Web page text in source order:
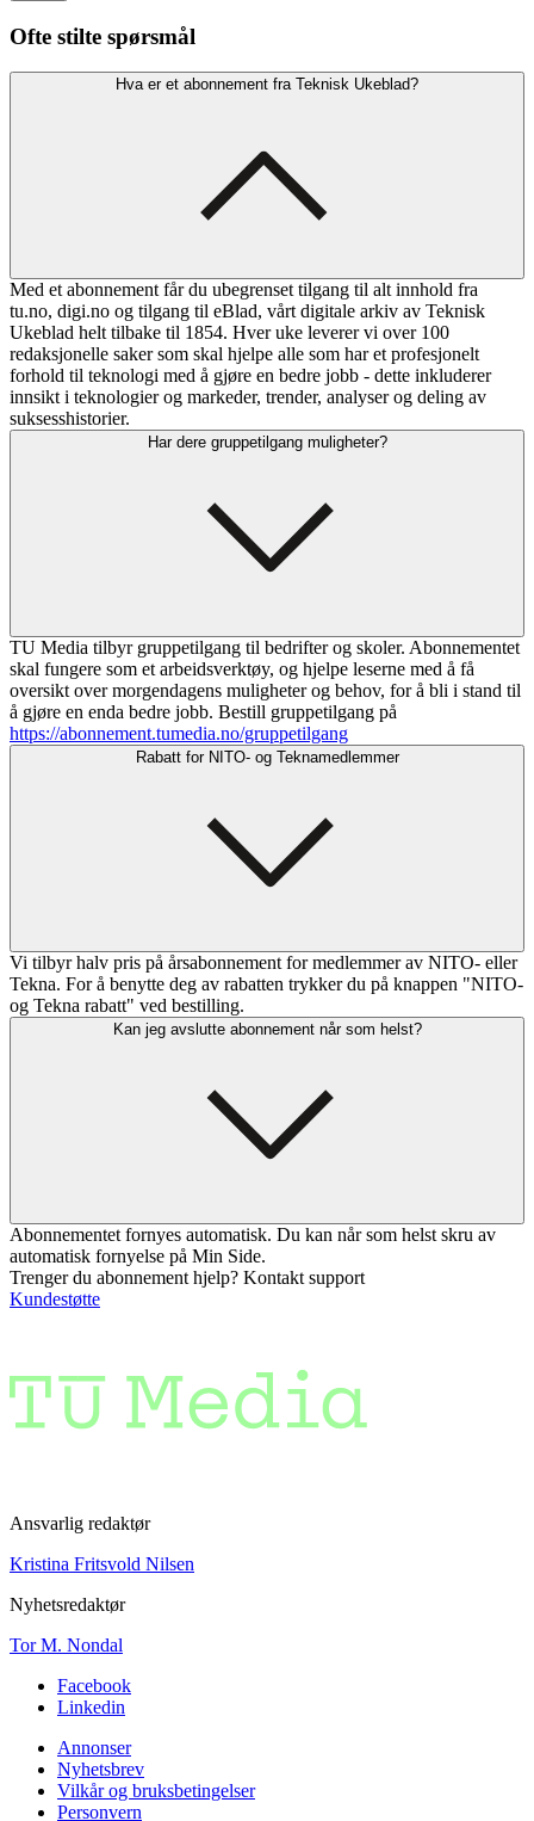
Ofte stilte spørsmål
Hva er et abonnement fra Teknisk Ukeblad?
Med et abonnement får du ubegrenset tilgang til alt innhold fra
tu.no, digi.no og tilgang til eBlad, vårt digitale arkiv av Teknisk
Ukeblad helt tilbake til 1854. Hver uke leverer vi over 100
redaksjonelle saker som skal hjelpe alle som har et profesjonelt
forhold til teknologi med å gjøre en bedre jobb - dette inkluderer
innsikt i teknologier og markeder, trender, analyser og deling av
suksesshistorier.
Har dere gruppetilgang muligheter?
TU Media tilbyr gruppetilgang til bedrifter og skoler. Abonnementet
skal fungere som et arbeidsverktøy, og hjelpe leserne med å få
oversikt over morgendagens muligheter og behov, for å bli i stand til
å gjøre en enda bedre jobb. Bestill gruppetilgang på
https://abonnement.tumedia.no/gruppetilgang
Rabatt for NITO- og Teknamedlemmer
Vi tilbyr halv pris på årsabonnement for medlemmer av NITO- eller
Tekna. For å benytte deg av rabatten trykker du på knappen "NITO-
og Tekna rabatt" ved bestilling.
Kan jeg avslutte abonnement når som helst?
Abonnementet fornyes automatisk. Du kan når som helst skru av
automatisk fornyelse på Min Side.
Trenger du abonnement hjelp? Kontakt support
Kundestøtte
Ansvarlig redaktør
Kristina Fritsvold Nilsen
Nyhetsredaktør
Tor M. Nondal
Facebook
Linkedin
Annonser
Nyhetsbrev
Vilkår og bruksbetingelser
Personvern